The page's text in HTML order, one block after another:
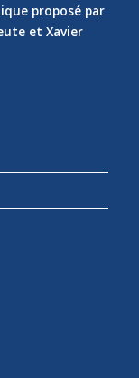
proposé par
et Xavier